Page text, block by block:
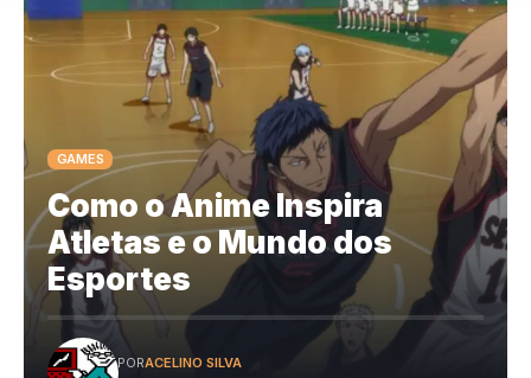
GAMES
Como o Anime Inspira
Atletas e o Mundo dos
Esportes
PORACELINO SILVA